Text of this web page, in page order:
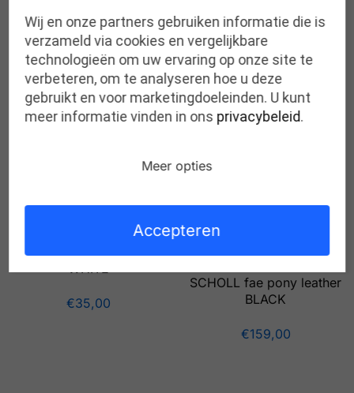
Gerelateerde producten
SCHOLL new massage
WHITE
€35,00
SCHOLL fae pony leather
BLACK
€159,00
Wij en onze partners gebruiken informatie die is
verzameld via cookies en vergelijkbare
technologieën om uw ervaring op onze site te
verbeteren, om te analyseren hoe u deze
gebruikt en voor marketingdoeleinden. U kunt
meer informatie vinden in ons privacybeleid.
Meer opties
Accepteren